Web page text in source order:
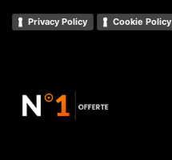
Privacy Policy Cookie Policy